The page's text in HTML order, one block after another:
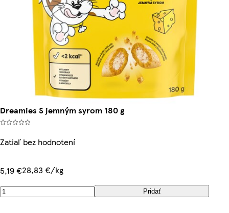
Dreamies S jemným syrom 180 g
Zatiaľ bez hodnotení
5,19 €28,83 €/kg
Pridať